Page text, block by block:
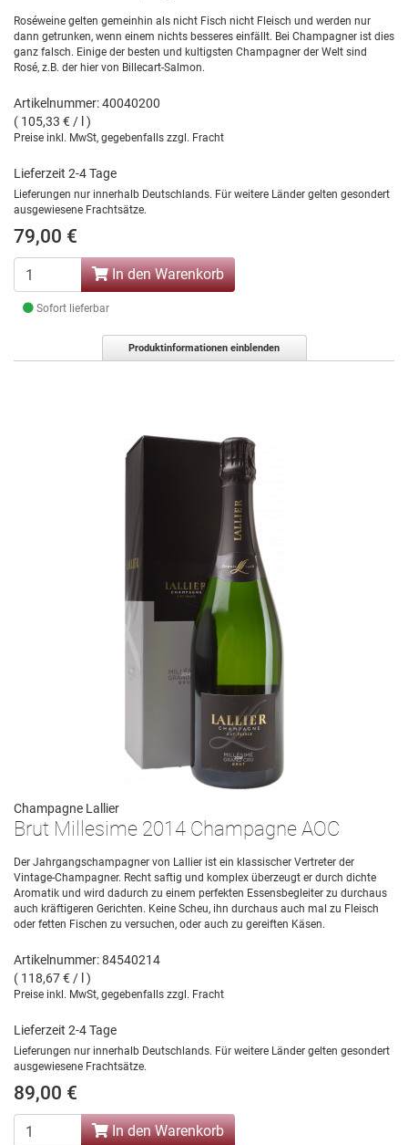
Roséweine gelten gemeinhin als nicht Fisch nicht Fleisch und werden nur
dann getrunken, wenn einem nichts besseres einfällt. Bei Champagner ist dies
ganz falsch. Einige der besten und kultigsten Champagner der Welt sind
Rosé, z.B. der hier von Billecart-Salmon.
Artikelnummer: 40040200
( 105,33 € / l )
Preise inkl. MwSt, gegebenfalls zzgl. Fracht
Lieferzeit 2-4 Tage
Lieferungen nur innerhalb Deutschlands. Für weitere Länder gelten gesondert
ausgewiesene Frachtsätze.
79,00 €
In den Warenkorb
Sofort lieferbar
Produktinformationen einblenden
Champagne Lallier
Brut Millesime 2014 Champagne AOC
Der Jahrgangschampagner von Lallier ist ein klassischer Vertreter der
Vintage-Champagner. Recht saftig und komplex überzeugt er durch dichte
Aromatik und wird dadurch zu einem perfekten Essensbegleiter zu durchaus
auch kräftigeren Gerichten. Keine Scheu, ihn durchaus auch mal zu Fleisch
oder fetten Fischen zu versuchen, oder auch zu gereiften Käsen.
Artikelnummer: 84540214
( 118,67 € / l )
Preise inkl. MwSt, gegebenfalls zzgl. Fracht
Lieferzeit 2-4 Tage
Lieferungen nur innerhalb Deutschlands. Für weitere Länder gelten gesondert
ausgewiesene Frachtsätze.
89,00 €
In den Warenkorb